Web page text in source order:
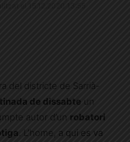
del districte de Sarrià-
de dissabte un
autor d’un robatori
. L’home, a qui es va